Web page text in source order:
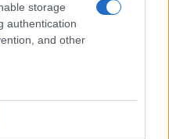
storage
authentication
and other